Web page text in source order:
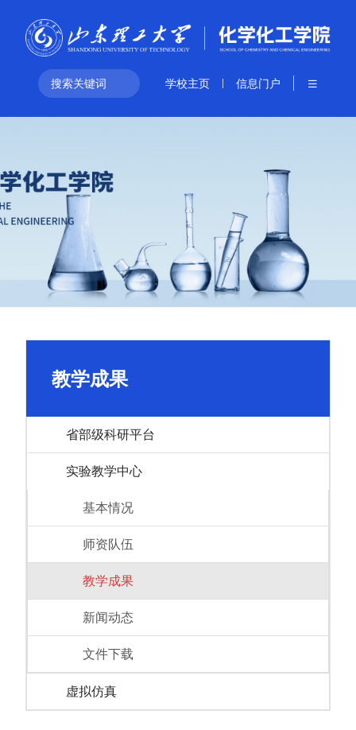
学校主页 信息门户
教学成果
省部级科研平台
实验教学中心
基本情况
师资队伍
教学成果
新闻动态
文件下载
虚拟仿真